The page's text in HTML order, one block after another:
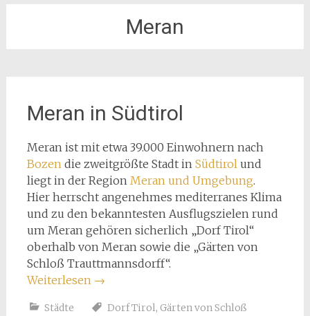
Meran
Meran in Südtirol
Meran ist mit etwa 39.000 Einwohnern nach
Bozendie zweitgrößte Stadt in Südtirolund
liegt in der Region Meran und Umgebung.
Hier herrscht angenehmes mediterranes Klima
und zu den bekanntesten Ausflugszielen rund
um Meran gehören sicherlich „Dorf Tirol“
oberhalb von Meran sowie die „Gärten von
Schloß Trauttmannsdorff“.
Weiterlesen →
Städte Dorf Tirol, Gärten von Schloß